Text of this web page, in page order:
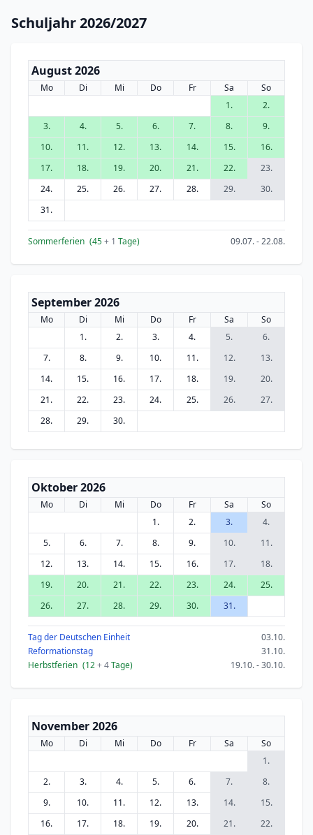
Schuljahr 2026/2027
August 2026
Mo Di Mi Do Fr Sa
So
1.
2.
3.
4. 5. 6. 7. 8.
9.
10.
11. 12. 13. 14. 15.
16.
17.
18. 19. 20. 21. 22.
23.
24.
25. 26. 27. 28. 29.
30.
31.
Sommerferien (45+ 1 Tage) 09.07. - 22.08.
September 2026
Mo Di Mi Do Fr Sa
So
1.
2. 3. 4. 5.
6.
7.
8. 9. 10. 11. 12.
13.
14.
15. 16. 17. 18. 19.
20.
21.
22. 23. 24. 25. 26.
27.
28.
29. 30.
Oktober 2026
Mo Di Mi Do Fr Sa
So
1.
2. 3.
4.
5.
6. 7. 8. 9. 10.
11.
12.
13. 14. 15. 16. 17.
18.
19.
20. 21. 22. 23. 24.
25.
26.
27. 28. 29. 30. 31.
Tag der Deutschen Einheit
03.10.
Reformationstag
31.10.
Herbstferien (12+ 4Tage) 19.10. - 30.10.
November 2026
Mo Di Mi Do Fr Sa
So
1.
2.
3. 4. 5. 6. 7.
8.
9.
10. 11. 12. 13. 14.
15.
16.
17. 18. 19. 20. 21. 22.